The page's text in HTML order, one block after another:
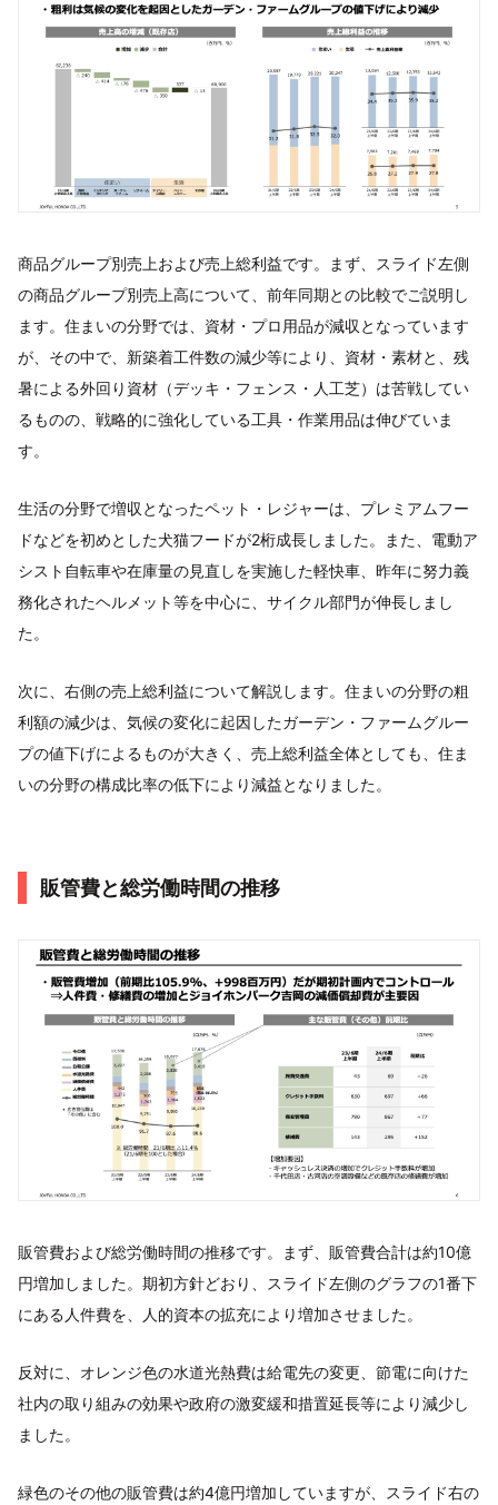
商品グループ別売上および売上総利益です。まず、スライド左側
の商品グループ別売上高について、前年同期との比較でご説明し
ます。住まいの分野では、資材・プロ用品が減収となっています
が、その中で、新築着工件数の減少等により、資材・素材と、残
暑による外回り資材（デッキ・フェンス・人工芝）は苦戦してい
るものの、戦略的に強化している工具・作業用品は伸びていま
す。
生活の分野で増収となったペット・レジャーは、プレミアムフー
ドなどを初めとした犬猫フードが2桁成長しました。また、電動ア
シスト自転車や在庫量の見直しを実施した軽快車、昨年に努力義
務化されたヘルメット等を中心に、サイクル部門が伸長しまし
た。
次に、右側の売上総利益について解説します。住まいの分野の粗
利額の減少は、気候の変化に起因したガーデン・ファームグルー
プの値下げによるものが大きく、売上総利益全体としても、住ま
いの分野の構成比率の低下により減益となりました。
販管費と総労働時間の推移
販管費および総労働時間の推移です。まず、販管費合計は約10億
円増加しました。期初方針どおり、スライド左側のグラフの1番下
にある人件費を、人的資本の拡充により増加させました。
反対に、オレンジ色の水道光熱費は給電先の変更、節電に向けた
社内の取り組みの効果や政府の激変緩和措置延長等により減少し
ました。
緑色のその他の販管費は約4億円増加していますが、スライド右の